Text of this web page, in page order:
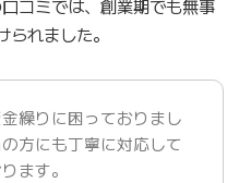
コミでは、創業期でも無事
れました。
繰りに困っておりまし
方にも丁寧に対応して
ます。